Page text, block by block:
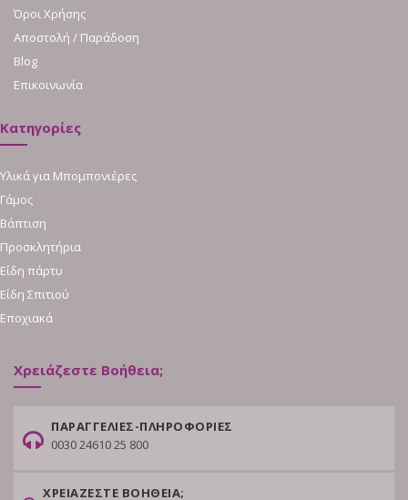
Όροι Χρήσης
Αποστολή / Παράδοση
Blog
Επικοινωνία
Κατηγορίες
Υλικά για Μπομπονιέρες
Γάμος
Βάπτιση
Προσκλητήρια
Είδη πάρτυ
Είδη Σπιτιού
Εποχιακά
Χρειάζεστε Βοήθεια;
ΠΑΡΑΓΓΕΛΙΕΣ-ΠΛΗΡΟΦΟΡΙΕΣ
0030 24610 25 800
ΧΡΕΙΑΖΕΣΤΕ ΒΟΗΘΕΙΑ;